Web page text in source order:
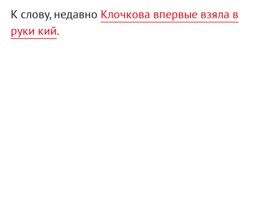
К слову, недавно Клочкова впервые взяла в
руки кий.